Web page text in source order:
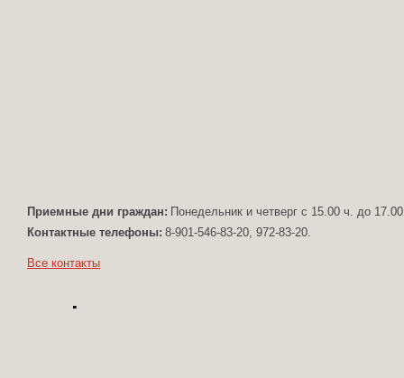
Приемные дни граждан: Понедельник и четверг с 15.00 ч. до
Контактные телефоны: 8-901-546-83-20, 972-83-20.
Все контакты
Формула проекта